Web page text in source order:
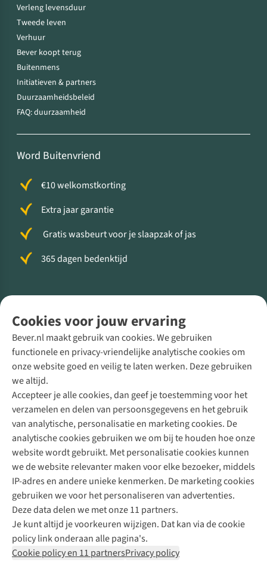
Cookies voor jouw ervaring
Bever.nl maakt gebruik van cookies. We gebruiken
functionele en privacy-vriendelijke analytische cookies om
onze website goed en veilig te laten werken. Deze gebruiken
we altijd.
Accepteer je alle cookies, dan geef je toestemming voor het
verzamelen en delen van persoonsgegevens en het gebruik
van analytische, personalisatie en marketing cookies. De
analytische cookies gebruiken we om bij te houden hoe onze
website wordt gebruikt. Met personalisatie cookies kunnen
we de website relevanter maken voor elke bezoeker, middels
IP-adres en andere unieke kenmerken. De marketing cookies
gebruiken we voor het personaliseren van advertenties.
Deze data delen we met onze 11 partners.
Je kunt altijd je voorkeuren wijzigen. Dat kan via de cookie
policy link onderaan alle pagina's.
Cookie policy en 11 partnersPrivacy policy
Verleng levensduur
Tweede leven
Verhuur
Bever koopt terug
Buitenmens
Initiatieven & partners
Duurzaamheidsbeleid
FAQ: duurzaamheid
Word Buitenvriend
€10 welkomstkorting
Extra jaar garantie
Gratis wasbeurt voor je slaapzak of jas
365 dagen bedenktijd
Direct advies van een Buitenexpert
+31 (0)85 888 50 88
+31 6 12 28 49 80
Contactformulier